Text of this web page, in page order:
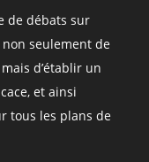
de débats sur
seulement de
d’établir un
et ainsi
tous les plans de